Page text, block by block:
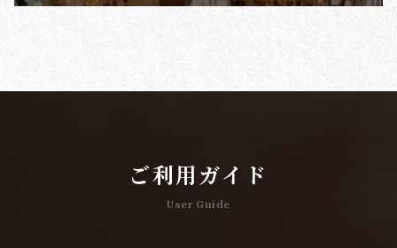
ご利用ガイド
User Guide